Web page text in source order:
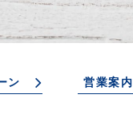
ン 営業案内